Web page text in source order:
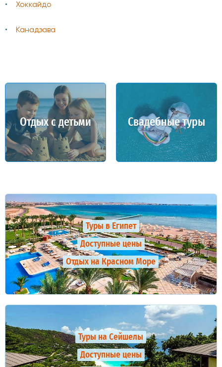
Хоккайдо
Канадзава
Отдых с детьми Свадебные туры
Туры в Египет
Доступные цены
Отдых на Красном Море
Туры на Сейшелы
Доступные цены